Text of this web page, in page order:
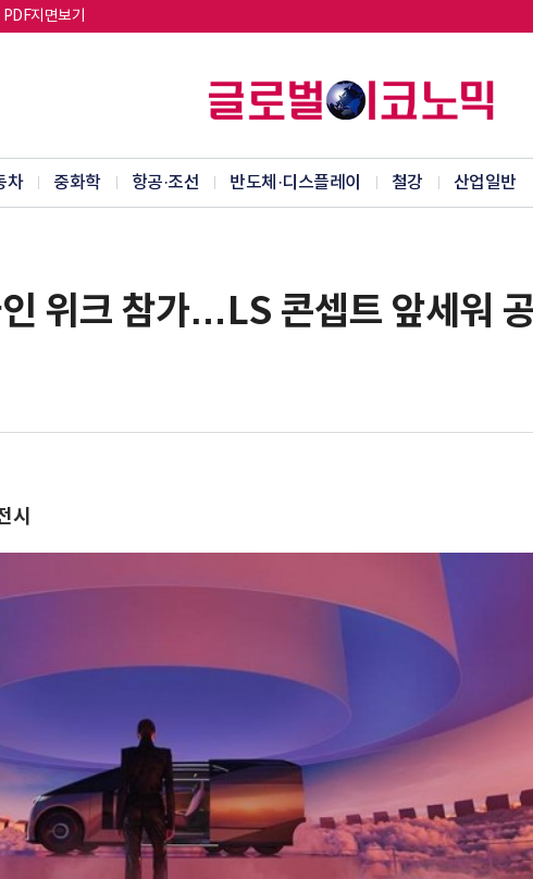
PDF지면보기
차 중화학 항공·조선 반도체·디스플레이 철강 산업일반
위크 참가…LS 콘셉트 앞세워
시